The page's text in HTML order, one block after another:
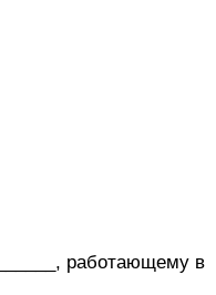
работающему в